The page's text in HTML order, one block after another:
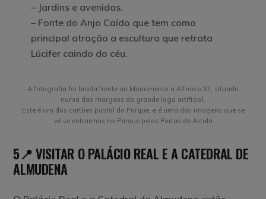
– Jardins e avenidas.
– Fonte do Anjo Caído que tem como
principal atração a escultura que retrata
Lúcifer caindo do céu.
A fotografia foi tirada frente ao Monumento a Alfonso XII, situado
numa das margens do grande lago artificial.
Este é um dos cartões postal do Parque, e é uma das imagens que se
vê se entrarmos no Parque pelas Portas de Alcalá
5📍 VISITAR O PALÁCIO REAL E A CATEDRAL DE
ALMUDENA